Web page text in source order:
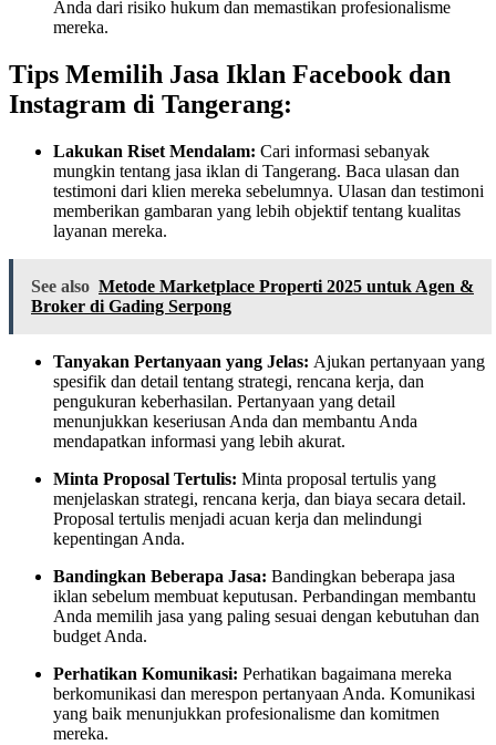
Anda dari risiko hukum dan memastikan profesionalisme
mereka.
Tips Memilih Jasa Iklan Facebook dan
Instagram di Tangerang:
Lakukan Riset Mendalam: Cari informasi sebanyak
mungkin tentang jasa iklan di Tangerang. Baca ulasan dan
testimoni dari klien mereka sebelumnya. Ulasan dan testimoni
memberikan gambaran yang lebih objektif tentang kualitas
layanan mereka.
See also Metode Marketplace Properti 2025 untuk Agen &
Broker di Gading Serpong
Tanyakan Pertanyaan yang Jelas: Ajukan pertanyaan yang
spesifik dan detail tentang strategi, rencana kerja, dan
pengukuran keberhasilan. Pertanyaan yang detail
menunjukkan keseriusan Anda dan membantu Anda
mendapatkan informasi yang lebih akurat.
Minta Proposal Tertulis: Minta proposal tertulis yang
menjelaskan strategi, rencana kerja, dan biaya secara detail.
Proposal tertulis menjadi acuan kerja dan melindungi
kepentingan Anda.
Bandingkan Beberapa Jasa: Bandingkan beberapa jasa
iklan sebelum membuat keputusan. Perbandingan membantu
Anda memilih jasa yang paling sesuai dengan kebutuhan dan
budget Anda.
Perhatikan Komunikasi: Perhatikan bagaimana mereka
berkomunikasi dan merespon pertanyaan Anda. Komunikasi
yang baik menunjukkan profesionalisme dan komitmen
mereka.